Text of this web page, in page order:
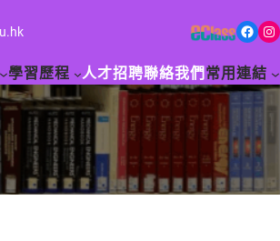
Facebook Instagram
學習歷程 人才招聘聯絡我們 常用連結